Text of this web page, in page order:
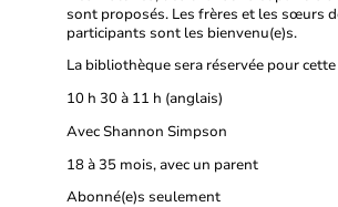
sont proposés. Les frères et les sœurs
participants sont les bienvenu(e)s.
La bibliothèque sera réservée pour
10 h 30 à 11 h (anglais)
Avec Shannon Simpson
18 à 35 mois, avec un parent
Abonné(e)s seulement